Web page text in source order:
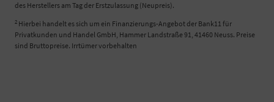
des Herstellers am Tag der Erstzulassung (Neupreis).
2 Hierbei handelt es sich um ein Finanzierungs-Angebot der Bank11 für
Privatkunden und Handel GmbH, Hammer Landstraße 91, 41460 Neuss. Preise
sind Bruttopreise. Irrtümer vorbehalten